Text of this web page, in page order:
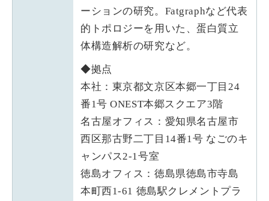
ーションの研究。Fatgraphなど代表
的トポロジーを用いた、蛋白質立
体構造解析の研究など。
◆拠点
本社：東京都文京区本郷一丁目24
番1号 ONEST本郷スクエア3階
名古屋オフィス：愛知県名古屋市
西区那古野二丁目14番1号 なごのキ
ャンパス2-1号室
徳島オフィス：徳島県徳島市寺島
本町西1-61 徳島駅クレメントプラ